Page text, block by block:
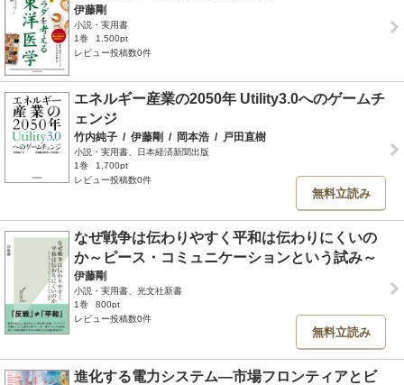
伊藤剛
小説・実用書
1巻
1,500pt
レビュー投稿数0件
エネルギー産業の2050年 Utility3.0へのゲームチ
ェンジ
竹内純子 / 伊藤剛 / 岡本浩 / 戸田直樹
小説・実用書、日本経済新聞出版
1巻
1,700pt
レビュー投稿数0件
無料立読み
なぜ戦争は伝わりやすく平和は伝わりにくいの
か～ピース・コミュニケーションという試み～
伊藤剛
小説・実用書、光文社新書
1巻
800pt
レビュー投稿数0件
無料立読み
進化する電力システム―市場フロンティアとビ